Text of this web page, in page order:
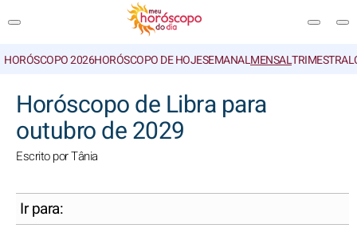
HORÓSCOPO 2026HORÓSCOPO DE HOJESEMANALMENSALTRIMESTRAL
Horóscopo de Libra para
outubro de 2029
Escrito por Tânia
Ir para: